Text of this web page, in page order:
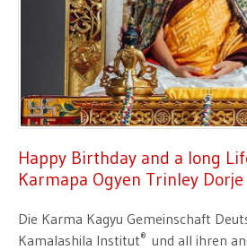
Happy Birthday and a long
Karmapa Ogyen Trinley Dorje
Die Karma Kagyu Gemeinschaft
Kamalashila Institut® und all ihren